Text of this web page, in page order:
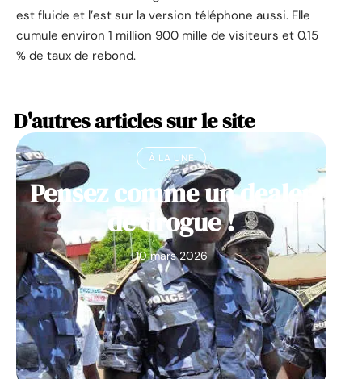
est fluide et l’est sur la version téléphone aussi. Elle
cumule environ 1 million 900 mille de visiteurs et 0.15
% de taux de rebond.
D'autres articles sur le site
À LA UNE
Pensez comme un dealer
de drogue !
10 mars 2026